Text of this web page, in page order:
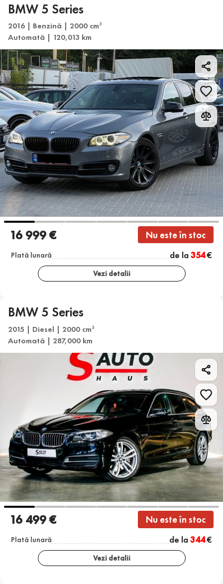
BMW 5 Series
2016 | Benzină | 2000 cm3
Automată | 120,013 km
16 999 € Nu este în stoc
Plată lunară de la354€
Vezi detalii
BMW 5 Series
2015 | Diesel | 2000 cm3
Automată | 287,000 km
16 499 € Nu este în stoc
Plată lunară de la344€
Vezi detalii